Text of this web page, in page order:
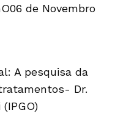
de Novembro
A pesquisa da
Dr.